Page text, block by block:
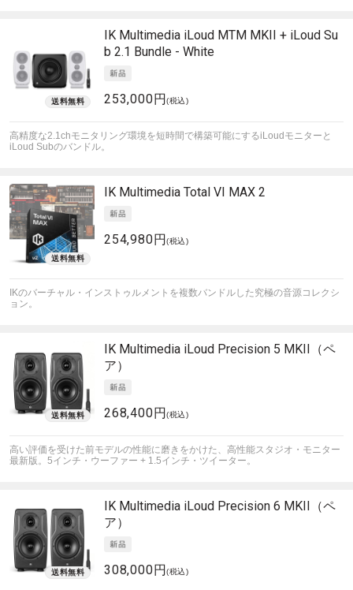
IK Multimedia iLoud MTM MKII + iLoud Su
b 2.1 Bundle - White
253,000円(税込)
高精度な2.1chモニタリング環境を短時間で構築可能にするiLoudモニターと
iLoud Subのバンドル。
IK Multimedia Total VI MAX 2
254,980円(税込)
IKのバーチャル・インストゥルメントを複数バンドルした究極の音源コレクシ
ョン。
IK Multimedia iLoud Precision 5 MKII（ペ
ア）
268,400円(税込)
高い評価を受けた前モデルの性能に磨きをかけた、高性能スタジオ・モニター
最新版。5インチ・ウーファー + 1.5インチ・ツイーター。
IK Multimedia iLoud Precision 6 MKII（ペ
ア）
308,000円(税込)